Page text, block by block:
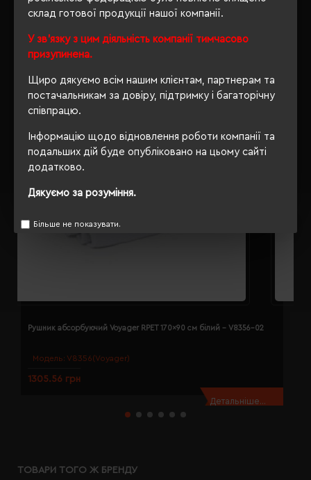
склад готової продукції нашої компанії.
У зв'язку з цим діяльність компанії тимчасово
призупинена.
Щиро дякуємо всім нашим клієнтам, партнерам та
постачальникам за довіру, підтримку і багаторічну
співпрацю.
Інформацію щодо відновлення роботи компанії та
подальших дій буде опубліковано на цьому сайті
додатково.
Дякуємо за розуміння.
Більше не показувати.
Модель: V8356(Voyager)
Рушник абсорбуючий Voyager RPET 170x90 см білий - V8356-02
1305.56 грн
Детальніше...
ТОВАРИ ТОГО Ж БРЕНДУ